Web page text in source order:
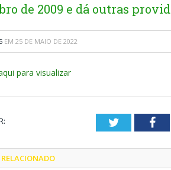
de 2009 e dá outras
EM 25 DE MAIO DE 2022
para visualizar
Twitter